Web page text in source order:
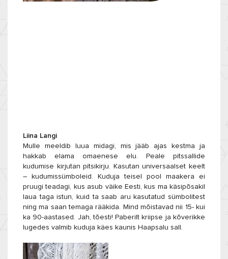
Liina Langi
Mulle meeldib luua midagi, mis jääb ajas kestma ja
hakkab elama omaenese elu. Peale pitssallide
kudumise kirjutan pitsikirju. Kasutan universaalset keelt
– kudumissümboleid. Kuduja teisel pool maakera ei
pruugi teadagi, kus asub väike Eesti, kus ma käsipõsakil
laua taga istun, kuid ta saab aru kasutatud sümbolitest
ning ma saan temaga rääkida. Mind mõistavad nii 15- kui
ka 90-aastased. Jah, tõesti! Paberilt kriipse ja kõverikke
lugedes valmib kuduja käes kaunis Haapsalu sall.